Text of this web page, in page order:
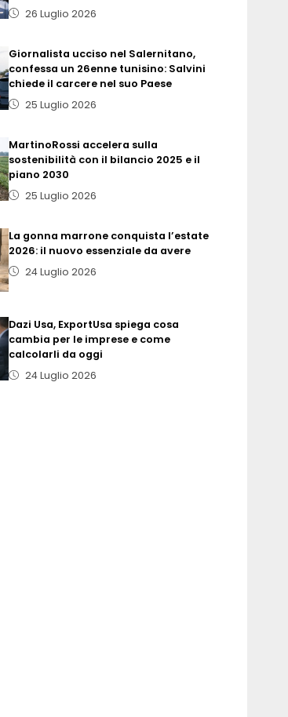
26 Luglio 2026
Giornalista ucciso nel Salernitano,
confessa un 26enne tunisino: Salvini
chiede il carcere nel suo Paese
25 Luglio 2026
MartinoRossi accelera sulla
sostenibilità con il bilancio 2025 e il
piano 2030
25 Luglio 2026
La gonna marrone conquista l’estate
2026: il nuovo essenziale da avere
24 Luglio 2026
Dazi Usa, ExportUsa spiega cosa
cambia per le imprese e come
calcolarli da oggi
24 Luglio 2026